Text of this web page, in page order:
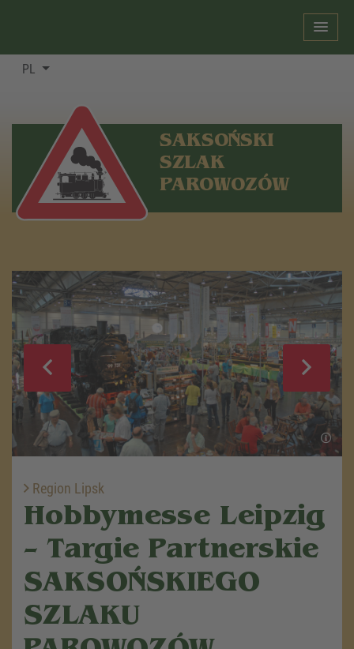
PL
SAKSOŃSKI
SZLAK
PAROWOZÓW
Region Lipsk
Hobbymesse Leipzig
– Targie Partnerskie
SAKSOŃSKIEGO
SZLAKU